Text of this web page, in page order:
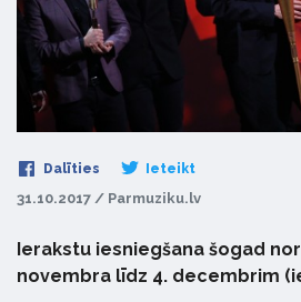
Dalīties Ieteikt
31.10.2017 / Parmuziku.lv
Ierakstu iesniegšana šogad
novembra līdz 4. decembrim